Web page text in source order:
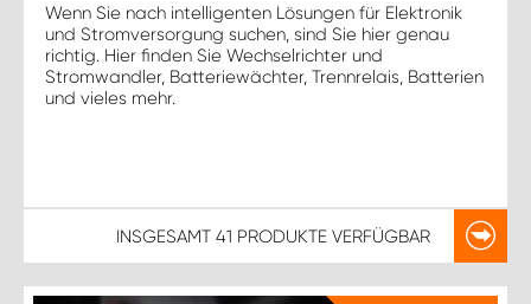
Wenn Sie nach intelligenten Lösungen für Elektronik
und Stromversorgung suchen, sind Sie hier genau
richtig. Hier finden Sie Wechselrichter und
Stromwandler, Batteriewächter, Trennrelais, Batterien
und vieles mehr.
INSGESAMT 41 PRODUKTE VERFÜGBAR